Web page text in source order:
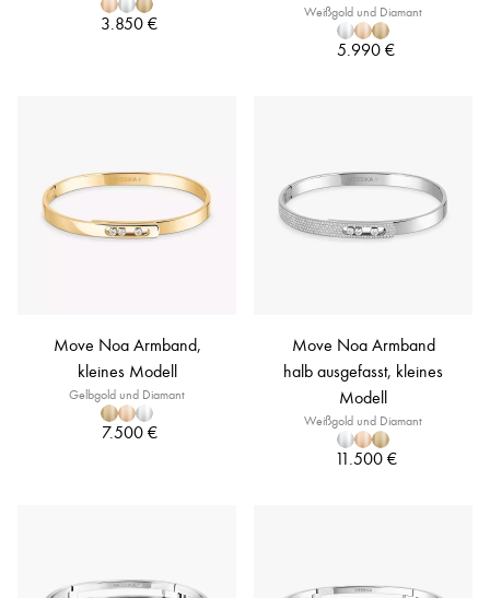
3.850 €
Weißgold und Diamant
5.990 €
Move Noa Armband,
kleines Modell
Gelbgold und Diamant
7.500 €
Move Noa Armband
halb ausgefasst, kleines
Modell
Weißgold und Diamant
11.500 €